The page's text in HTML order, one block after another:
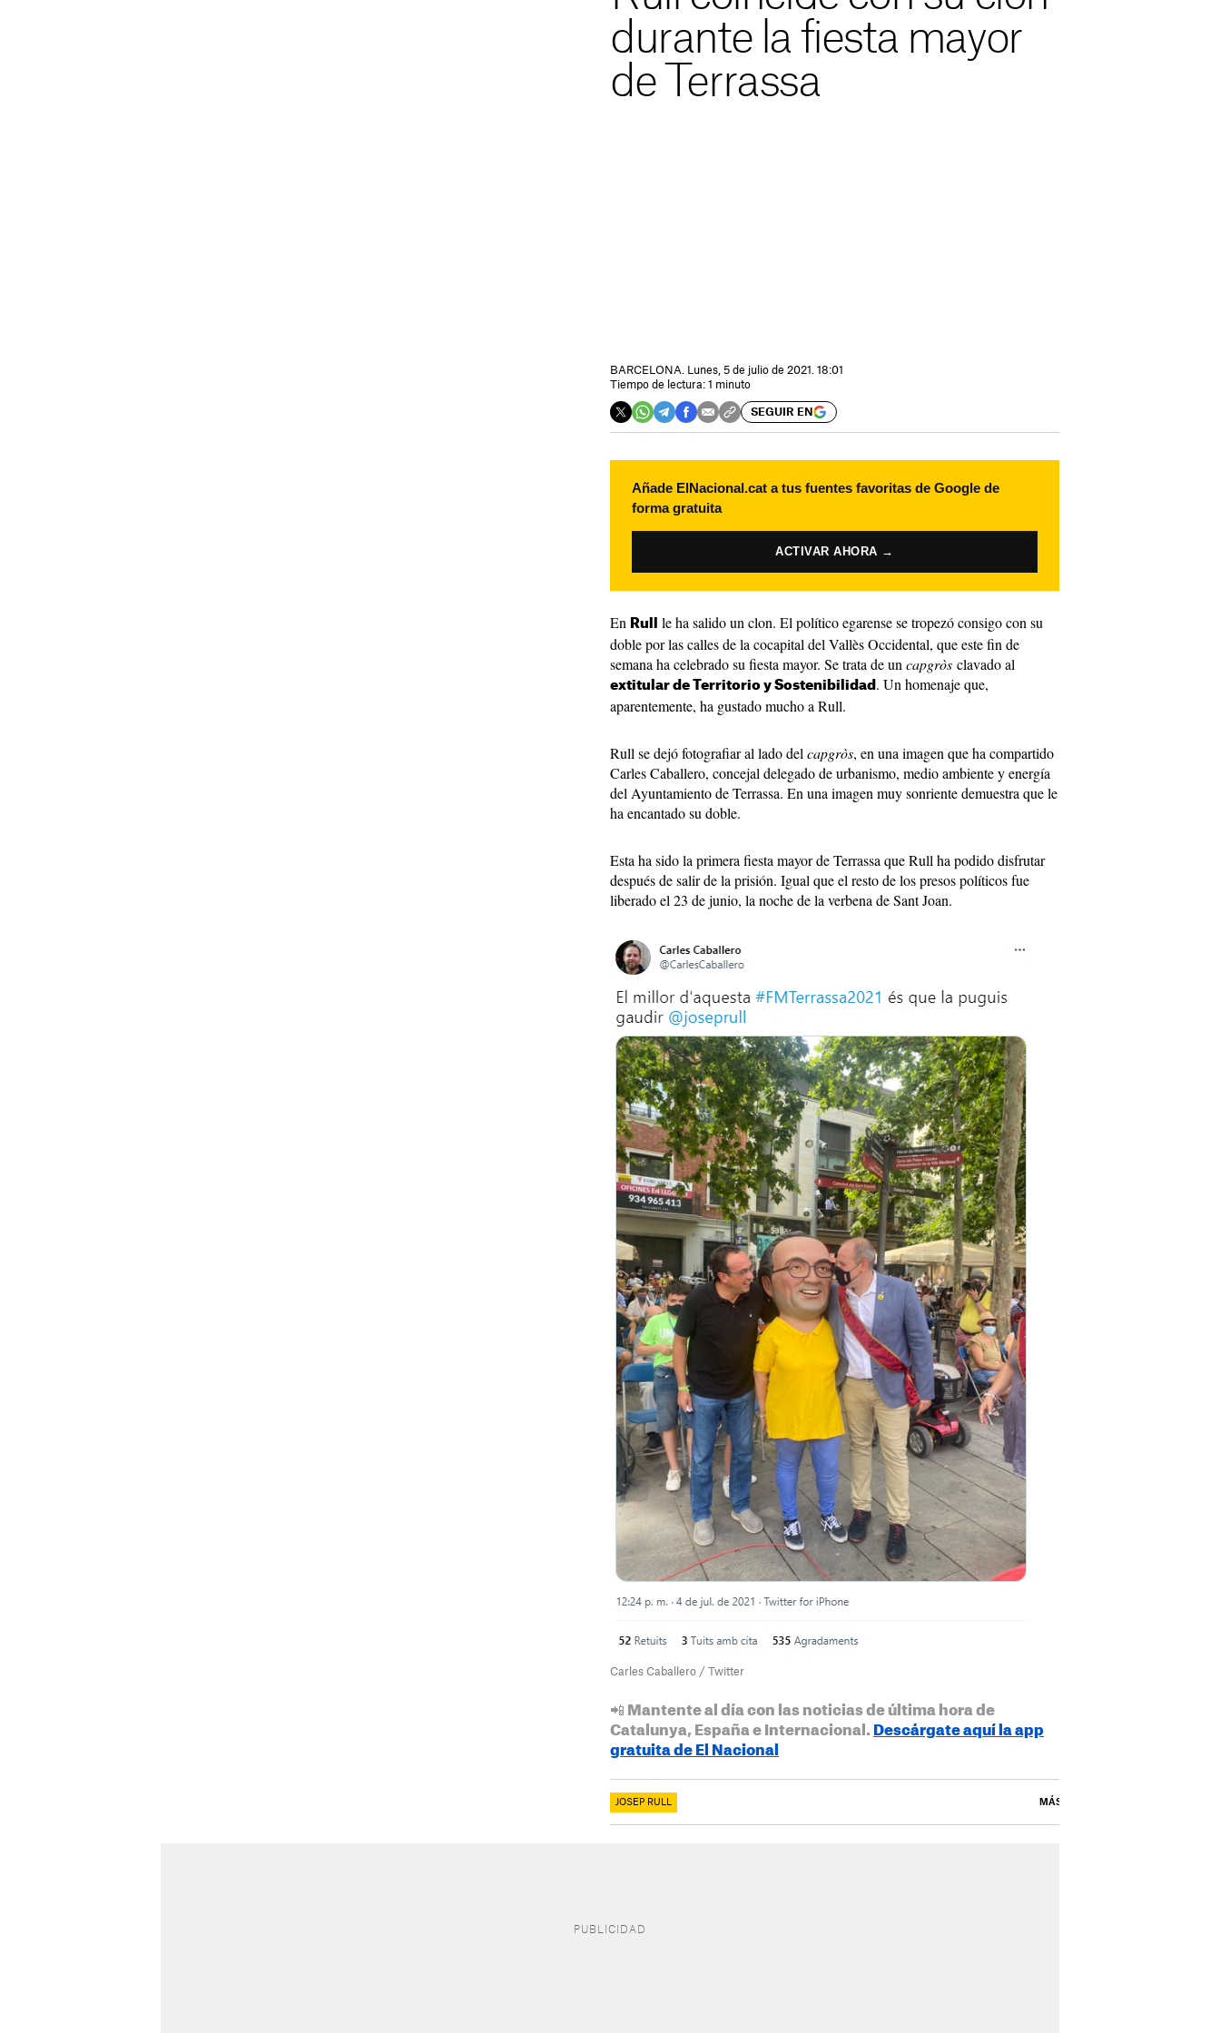
durante la fiesta mayor
de Terrassa
BARCELONA. Lunes, 5 de julio de 2021. 18:01
Tiempo de lectura: 1 minuto
SEGUIR EN
Añade ElNacional.cat a tus fuentes favoritas de Google de
forma gratuita
ACTIVAR AHORA →
En Rull
le ha salido un clon. El político egarense se tropezó consigo con su
doble por las calles de la cocapital del Vallès Occidental, que este fin de
semana ha celebrado su fiesta mayor. Se trata de un capgròs clavado al
extitular de Territorio y Sostenibilidad . Un homenaje que,
aparentemente, ha gustado mucho a Rull.
Rull se dejó fotografiar al lado del capgròs, en una imagen que ha compartido
Carles Caballero, concejal delegado de urbanismo, medio ambiente y energía
del Ayuntamiento de Terrassa. En una imagen muy sonriente demuestra que le
ha encantado su doble.
Esta ha sido la primera fiesta mayor de Terrassa que Rull ha podido disfrutar
después de salir de la prisión. Igual que el resto de los presos políticos fue
liberado el 23 de junio, la noche de la verbena de Sant Joan.
Carles Caballero / Twitter
📲 Mantente al día con las noticias de última hora de
Catalunya, España e Internacional. Descárgate aquí la app
gratuita de El Nacional
JOSEP RULL MÁS